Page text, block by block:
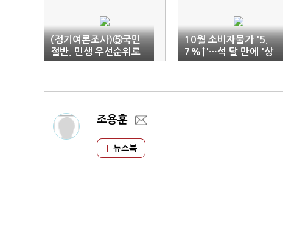
(정기여론조사)⑤국민
절반, 민생 우선순위로
'물가안정'…금리·환율·
10월 소비자물가 '5.
7%↑'…석 달 만에 '상
승폭 확대'(1보)
조용훈
뉴스북